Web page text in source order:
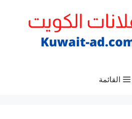
القائمة